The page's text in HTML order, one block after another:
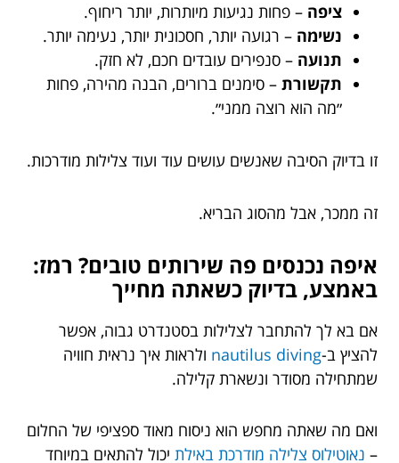
ציפה – פחות נגיעות מיותרות, יותר ריחוף.
נשימה – רגועה יותר, חסכונית יותר, נעימה יותר.
תנועה – סנפירים עובדים חכם, לא חזק.
תקשורת – סימנים ברורים, הבנה מהירה, פחות
״מה הוא רוצה ממני״.
זו בדיוק הסיבה שאנשים עושים עוד ועוד צלילות מודרכות.
זה ממכר, אבל מהסוג הבריא.
איפה נכנסים פה שירותים טובים? רמז:
באמצע, בדיוק כשאתה מחייך
אם בא לך להתחבר לצלילות בסטנדרט גבוה, אפשר
להציץ ב-nautilus diving ולראות איך נראית חוויה
שמתחילה מסודר ונשארת קלילה.
ואם מה שאתה מחפש הוא ניסוח מאוד ספציפי של החלום
– נאוטילוס צלילה מודרכת באילת יכול להתאים במיוחד